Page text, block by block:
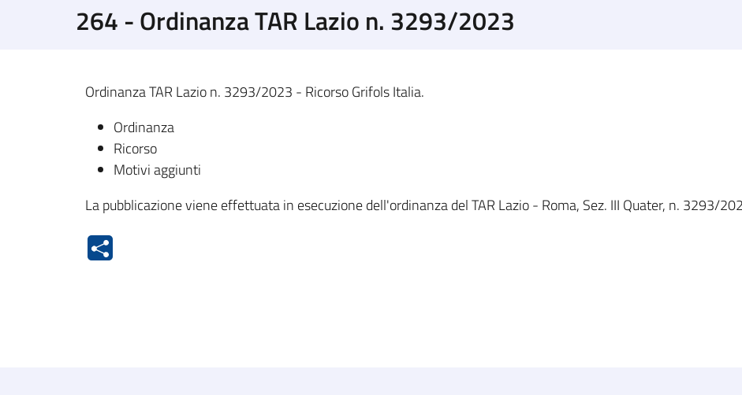
264 - Ordinanza TAR Lazio n. 3293/2023
Ordinanza TAR Lazio n. 3293/2023 - Ricorso Grifols Italia.
Ordinanza
Ricorso
Motivi aggiunti
La pubblicazione viene effettuata in esecuzione dell'ordinanza del TAR Lazio - Roma, Sez. III Quater, n. 3293/